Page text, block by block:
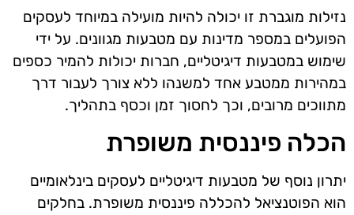
נזילות מוגברת זו יכולה להיות מועילה במיוחד לעסקים
הפועלים במספר מדינות עם מטבעות מגוונים. על ידי
שימוש במטבעות דיגיטליים, חברות יכולות להמיר כספים
במהירות ממטבע אחד למשנהו ללא צורך לעבור דרך
מתווכים מרובים, וכך לחסוך זמן וכסף בתהליך.
הכלה פיננסית משופרת
יתרון נוסף של מטבעות דיגיטליים לעסקים בינלאומיים
הוא הפוטנציאל להכללה פיננסית משופרת. בחלקים